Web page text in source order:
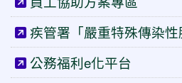
疾管署「嚴重特殊傳染
公務福利e化平台